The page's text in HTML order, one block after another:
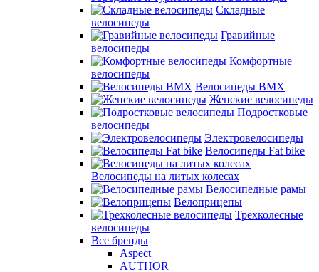
Складные
велосипеды
Гравийные
велосипеды
Комфортные
велосипеды
Велосипеды BMX
Женские велосипеды
Подростковые
велосипеды
Электровелосипеды
Велосипеды Fat bike
Велосипеды на литых колесах
Велосипедные рамы
Велоприцепы
Трехколесные
велосипеды
Все бренды
Aspect
AUTHOR